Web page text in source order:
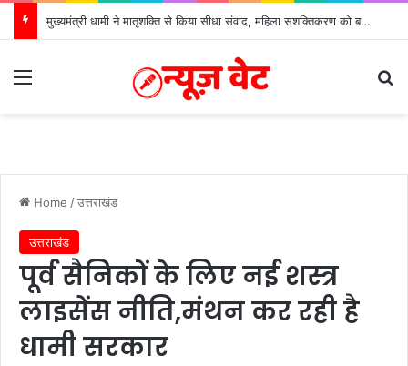
मुख्यमंत्री धामी ने मातृशक्ति से किया सीधा संवाद, महिला सशक्तिकरण को बताया विकास का आधार
Home /उत्तराखंड
उत्तराखंड
पूर्व सैनिकों के लिए नई शस्त्र
लाइसेंस नीति,मंथन कर रही है
धामी सरकार